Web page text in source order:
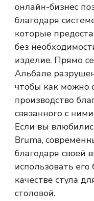
онлайн-бизнес
благодаря
которые
без
изделие. Прямо
Альбале
чтобы как можно
производство
связанного с
Если вы
Bruma,
благодаря своей
использовать
качестве стула
столовой.